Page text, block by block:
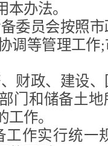
办法。
员会按照市
调等管理工作
政、建设、
门和储备土
作。
实行统一规